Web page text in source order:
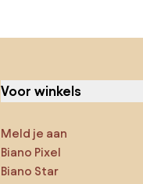
Voor winkels
Meld je aan
Biano Pixel
Biano Star